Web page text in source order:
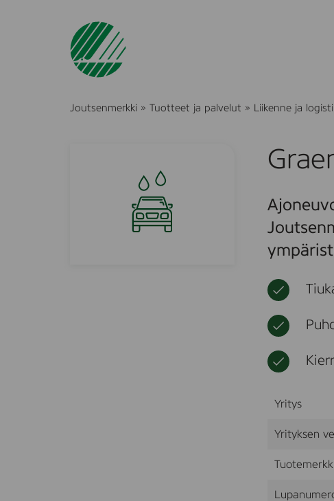
Joutsenmerkki » Tuotteet ja palvelut » Liikenne ja
Yritys
Yrityksen